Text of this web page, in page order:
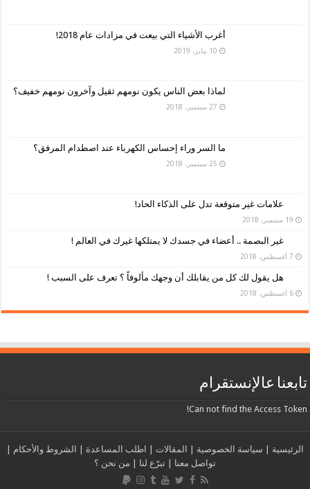
أغرب الأشياء التي بيعت في مزادات عام 2018!
10 يناير، 2019
لماذا بعض الناس يكون نومهم ثقيل وآخرون نومهم خفيف؟
27 سبتمبر، 2018
ما السر وراء إحساس الكهرباء عند اصطدام المرفق؟
25 سبتمبر، 2018
علامات غير متوقعة تدل على الذكاء الحاد!
19 سبتمبر، 2018
غير البصمة .. أعضاء في جسدك لا يمتلكها غيرك في العالم !
7 أغسطس، 2018
هل يقول لك كل من يقابلك أن وجهك مألوفاً ؟ تعرف على السبب !
6 أغسطس، 2018
تابعنا عالإنستقرام
Can not find the Access Token!
الرئيسية سياسة الخصوصية المقالات اطلب المساعدة الشروط والأحكام
تواصل معنا
تبرّع لنا من نحن ؟